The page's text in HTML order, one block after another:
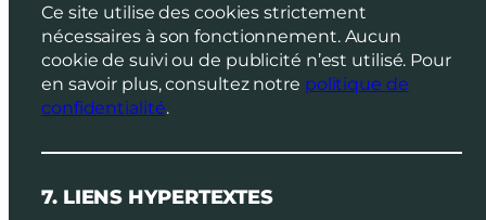
Ce site utilise des cookies strictement
nécessaires à son fonctionnement. Aucun
cookie de suivi ou de publicité n’est utilisé. Pour
en savoir plus, consultez notre politique de
confidentialité.
7. LIENS HYPERTEXTES